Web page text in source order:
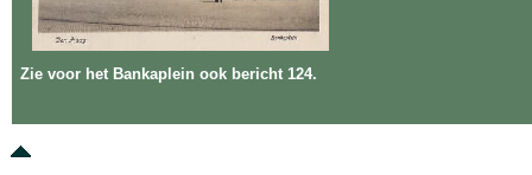
Zie voor het Bankaplein ook bericht 124.